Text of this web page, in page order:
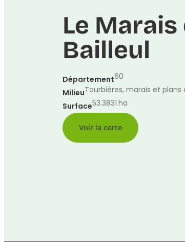
Le Marais
Bailleul
Département60
MilieuTourbières, marais et plans
Surface53.3831 ha
Voir la carte